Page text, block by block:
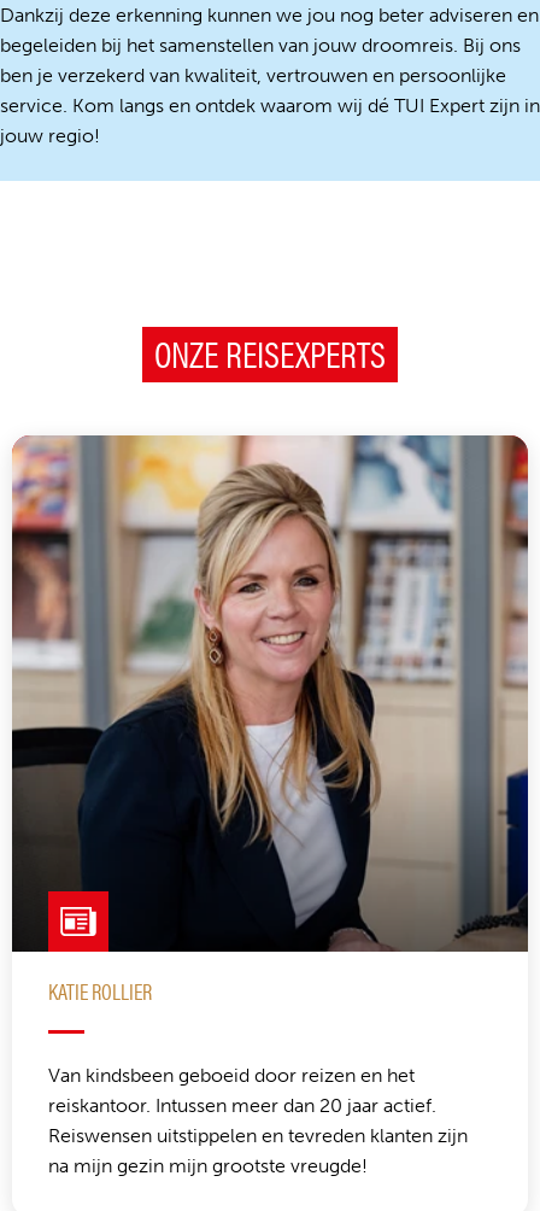
Dankzij deze erkenning kunnen we jou nog beter adviseren en
begeleiden bij het samenstellen van jouw droomreis. Bij ons
ben je verzekerd van kwaliteit, vertrouwen en persoonlijke
service. Kom langs en ontdek waarom wij dé TUI Expert zijn in
jouw regio!
ONZE REISEXPERTS
KATIE ROLLIER
Van kindsbeen geboeid door reizen en het
reiskantoor. Intussen meer dan 20 jaar actief.
Reiswensen uitstippelen en tevreden klanten zijn
na mijn gezin mijn grootste vreugde!